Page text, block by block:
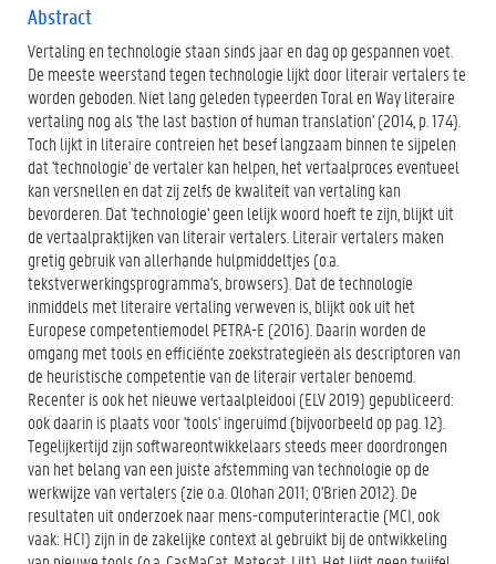
)
x
t
e
r
n
e
l
i
n
)
Abstract
Vertaling en technologie staan sinds jaar en dag op gespannen voet.
De meeste weerstand tegen technologie lijkt door literair vertalers te
worden geboden. Niet lang geleden typeerden Toral en Way literaire
vertaling nog als 'the last bastion of human translation' (2014, p. 174).
Toch lijkt in literaire contreien het besef langzaam binnen te sijpelen
dat 'technologie' de vertaler kan helpen, het vertaalproces eventueel
kan versnellen en dat zij zelfs de kwaliteit van vertaling kan
bevorderen. Dat 'technologie' geen lelijk woord hoeft te zijn, blijkt uit
de vertaalpraktijken van literair vertalers. Literair vertalers maken
gretig gebruik van allerhande hulpmiddeltjes (o.a.
tekstverwerkingsprogramma's, browsers). Dat de technologie
inmiddels met literaire vertaling verweven is, blijkt ook uit het
Europese competentiemodel PETRA-E (2016). Daarin worden de
omgang met tools en efficiënte zoekstrategieën als descriptoren van
de heuristische competentie van de literair vertaler benoemd.
Recenter is ook het nieuwe vertaalpleidooi (ELV 2019) gepubliceerd:
ook daarin is plaats voor 'tools' ingeruimd (bijvoorbeeld op pag. 12).
Tegelijkertijd zijn softwareontwikkelaars steeds meer doordrongen
van het belang van een juiste afstemming van technologie op de
werkwijze van vertalers (zie o.a. Olohan 2011; O'Brien 2012). De
resultaten uit onderzoek naar mens-computerinteractie (MCI, ook
vaak: HCI) zijn in de zakelijke context al gebruikt bij de ontwikkeling